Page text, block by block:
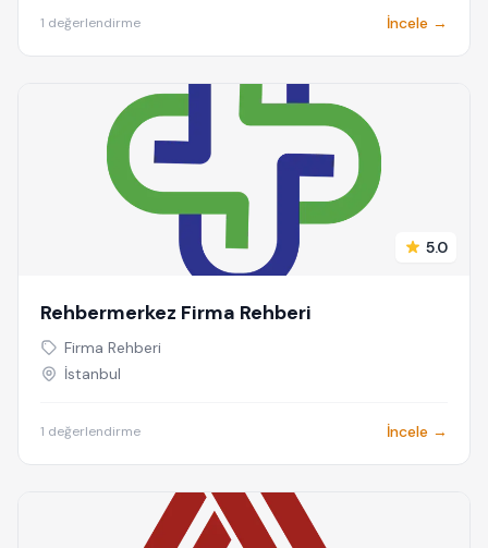
1 değerlendirme İncele →
5.0
Rehbermerkez Firma Rehberi
Firma Rehberi
İstanbul
1 değerlendirme İncele →